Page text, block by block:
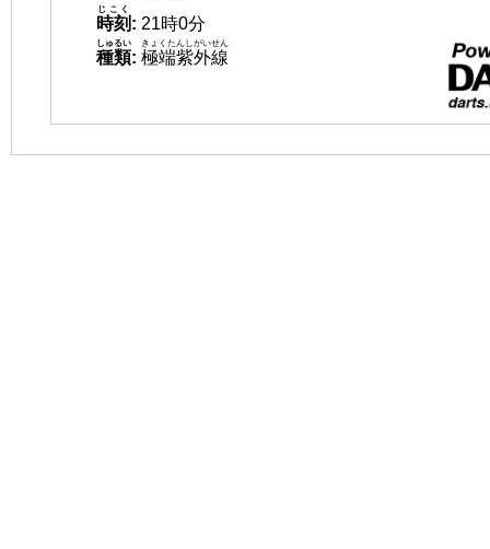
時刻
じこく
: 21時0分
種類
しゅるい
: 極端紫外線
きょくたんしがいせん